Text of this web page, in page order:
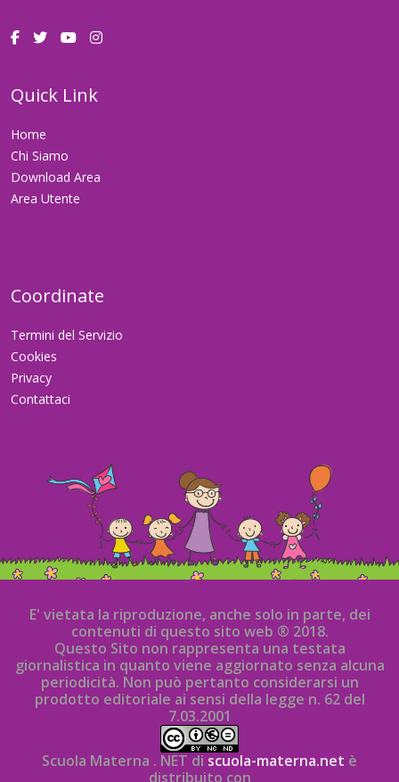
Quick Link
Home
Chi Siamo
Download Area
Area Utente
Coordinate
Termini del Servizio
Cookies
Privacy
Contattaci
E' vietata la riproduzione, anche solo in parte, dei
contenuti di questo sito web ® 2018.
Questo Sito non rappresenta una testata
giornalistica in quanto viene aggiornato senza alcuna
periodicità. Non può pertanto considerarsi un
prodotto editoriale ai sensi della legge n. 62 del
7.03.2001
Scuola Materna . NET di scuola-materna.net è
distribuito con